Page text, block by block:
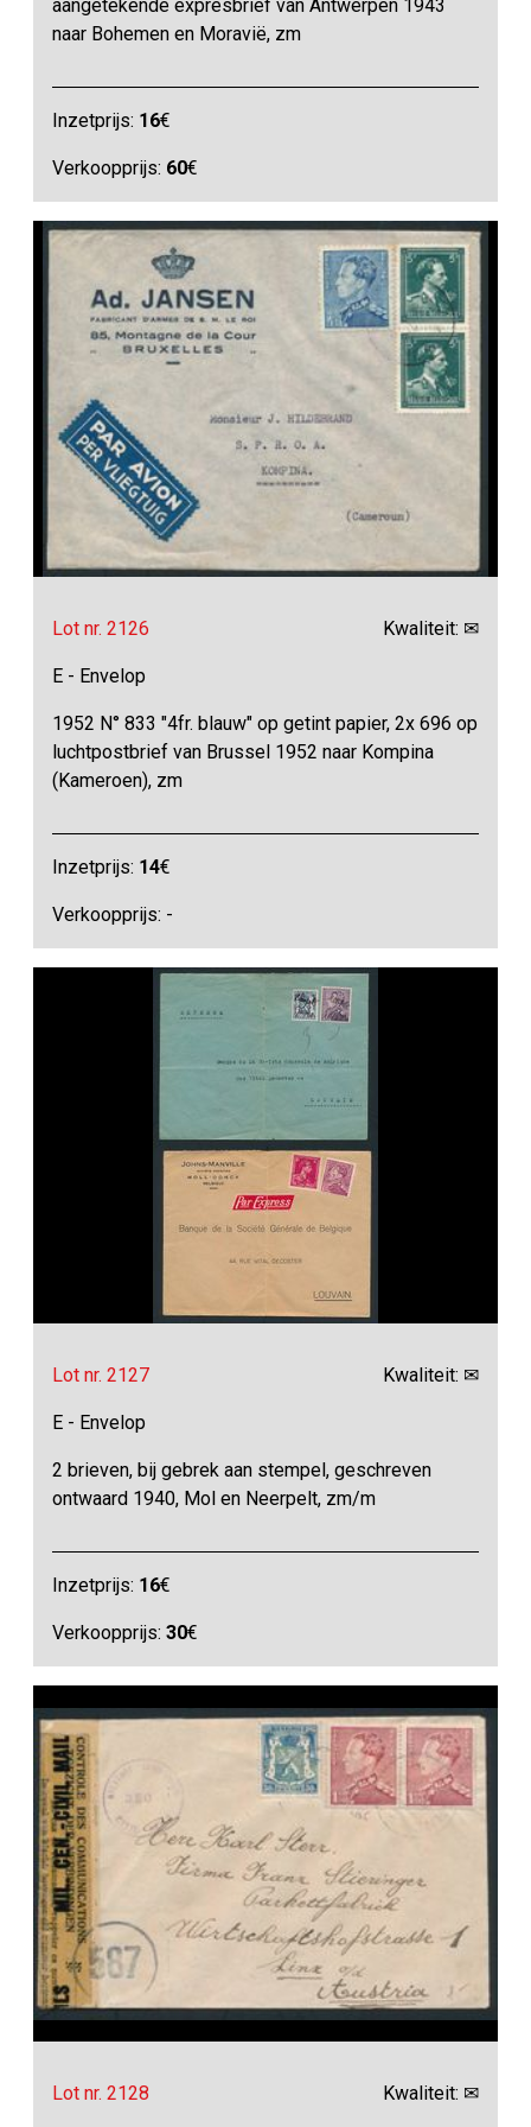
aangetekende expresbrief van Antwerpen 1943
naar Bohemen en Moravië, zm
Inzetprijs: 16€
Verkoopprijs: 60€
Lot nr. 2126 Kwaliteit: ✉
E - Envelop
1952 N° 833 "4fr. blauw" op getint papier, 2x 696 op
luchtpostbrief van Brussel 1952 naar Kompina
(Kameroen), zm
Inzetprijs: 14€
Verkoopprijs: -
Lot nr. 2127 Kwaliteit: ✉
E - Envelop
2 brieven, bij gebrek aan stempel, geschreven
ontwaard 1940, Mol en Neerpelt, zm/m
Inzetprijs: 16€
Verkoopprijs:30€
Lot nr. 2128 Kwaliteit: ✉